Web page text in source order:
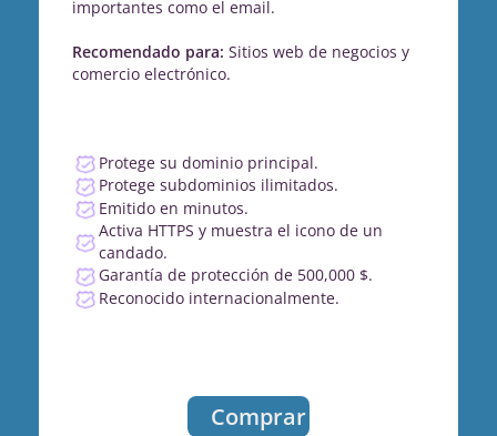
importantes como el email.
Recomendado para: Sitios web de negocios y
comercio electrónico.
Protege su dominio principal.
Protege subdominios ilimitados.
Emitido en minutos.
Activa HTTPS y muestra el icono de un
candado.
Garantía de protección de 500,000 $.
Reconocido internacionalmente.
Comprar